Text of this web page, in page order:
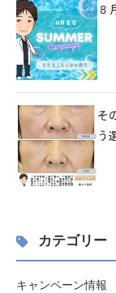
８
そ
う
カテゴリー
キャンペーン情報